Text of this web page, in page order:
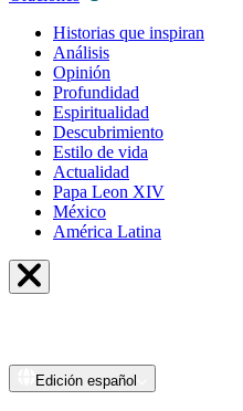
Historias que inspiran
Análisis
Opinión
Profundidad
Espiritualidad
Descubrimiento
Estilo de vida
Actualidad
Papa Leon XIV
México
América Latina
Edición español